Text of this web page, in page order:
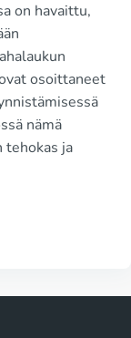
on havaittu,
osoittaneet
nämä
ja